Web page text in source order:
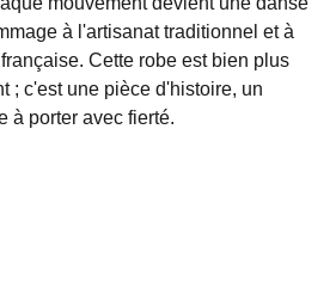
à l'artisanat traditionnel et à
Cette robe est bien plus
; c'est une pièce d'histoire, un
à porter avec fierté.